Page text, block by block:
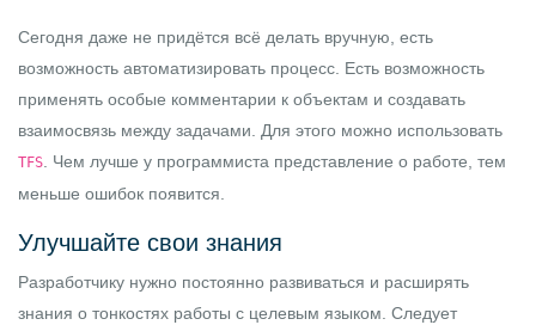
Сегодня даже не придётся всё делать вручную, есть
возможность автоматизировать процесс. Есть возможность
применять особые комментарии к объектам и создавать
взаимосвязь между задачами. Для этого можно использовать
TFS . Чем лучше у программиста представление о работе, тем
меньше ошибок появится.
Улучшайте свои знания
Разработчику нужно постоянно развиваться и расширять
знания о тонкостях работы с целевым языком. Следует